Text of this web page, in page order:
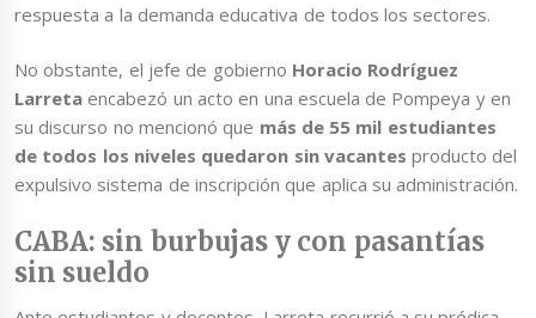
respuesta a la demanda educativa de todos los sectores.
No obstante, el jefe de gobierno Horacio Rodríguez
Larreta encabezó un acto en una escuela de Pompeya y en
su discurso no mencionó que más de 55 mil estudiantes
de todos los niveles quedaron sin vacantes producto del
expulsivo sistema de inscripción que aplica su administración.
CABA: sin burbujas y con pasantías
sin sueldo